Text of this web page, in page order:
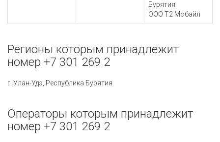
Бурятия
ООО Т2 Мобайл
Регионы которым принадлежит
номер +7 301 269 2
г. Улан-Удэ, Республика Бурятия
Операторы которым принадлежит
номер +7 301 269 2